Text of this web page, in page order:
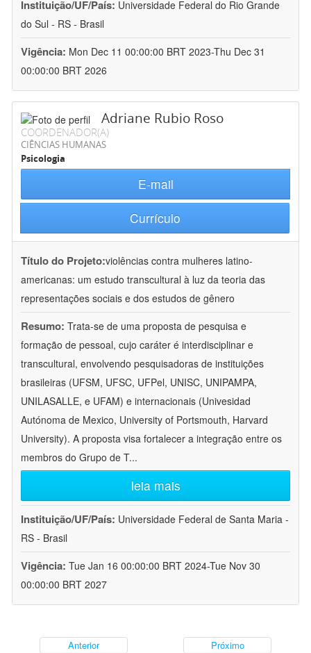
Instituição/UF/País: Universidade Federal do Rio Grande
do Sul - RS - Brasil
Vigência: Mon Dec 11 00:00:00 BRT 2023-Thu Dec 31
00:00:00 BRT 2026
Adriane Rubio Roso
COORDENADOR(A)
CIÊNCIAS HUMANAS
Psicologia
E-mail
Currículo
Título do Projeto:violências contra mulheres latino-
americanas: um estudo transcultural à luz da teoria das
representações sociais e dos estudos de gênero
Resumo: Trata-se de uma proposta de pesquisa e
formação de pessoal, cujo caráter é interdisciplinar e
transcultural, envolvendo pesquisadoras de instituições
brasileiras (UFSM, UFSC, UFPel, UNISC, UNIPAMPA,
UNILASALLE, e UFAM) e internacionais (Univesidad
Autónoma de Mexico, University of Portsmouth, Harvard
University). A proposta visa fortalecer a integração entre os
membros do Grupo de T...
leia mais
Instituição/UF/País: Universidade Federal de Santa Maria -
RS - Brasil
Vigência: Tue Jan 16 00:00:00 BRT 2024-Tue Nov 30
00:00:00 BRT 2027
Anterior Próximo